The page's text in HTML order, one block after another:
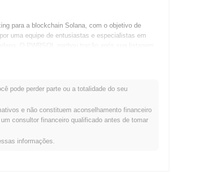
para a blockchain Solana, com o objetivo de
uma equipe de entusiastas e especialistas em
O PWRSOL ganhou tração após sua listagem
um jogador chave no cenário de staking dentro
suas últimas atualizações de roadmap. As
com plataformas de finanças descentralizadas
também está ativamente planejando iniciativas
do staking e da participação na governança. À
jogador chave no cenário de staking, promovendo
pode perder parte ou a totalidade do seu
e não constituem aconselhamento financeiro
consultor financeiro qualificado antes de tomar
informações.